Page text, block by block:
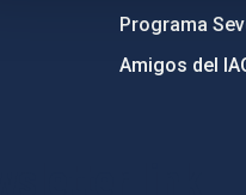
Programa
Amigos del